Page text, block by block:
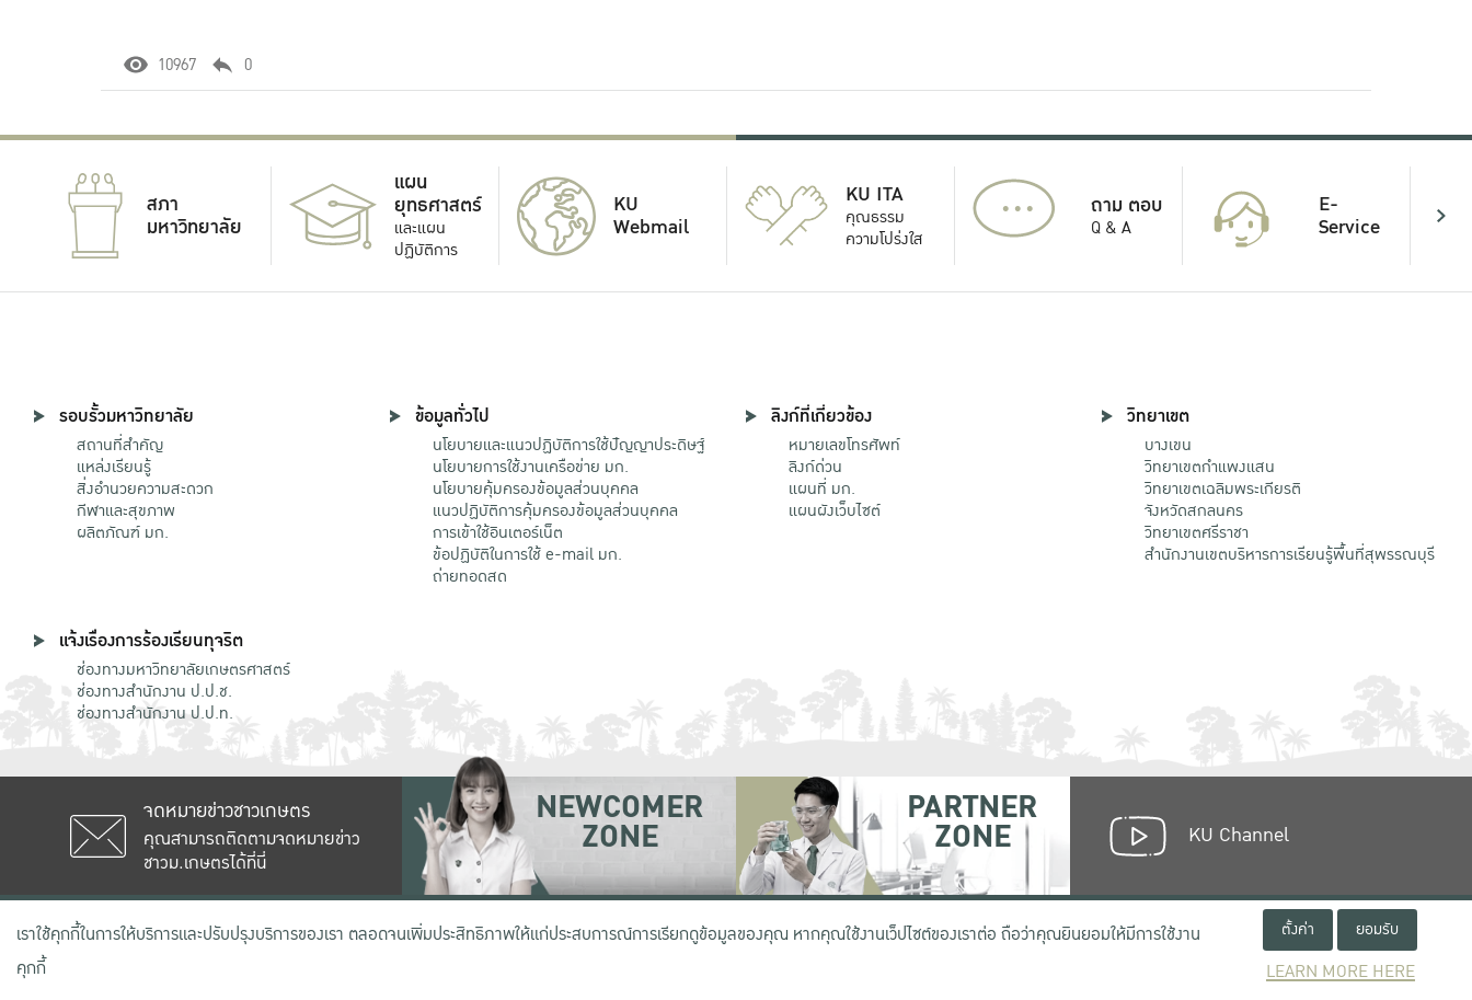
10967 0
สภา
มหาวิทยาลัย
แผน
ยุทธศาสตร์
และแผน
ปฏิบัติการ
KU
Webmail
KU ITA
คุณธรรม
ความโปร่งใส
... ถาม ตอบ
Q & A
E-
Service
รอบรั้วมหาวิทยาลัย
สถานที่สำคัญ
แหล่งเรียนรู้
สิ่งอำนวยความสะดวก
กีฬาและสุขภาพ
ผลิตภัณฑ์ มก.
ข้อมูลทั่วไป
นโยบายและแนวปฏิบัติการใช้ปัญญาประดิษฐ์
นโยบายการใช้งานเครือข่าย มก.
นโยบายคุ้มครองข้อมูลส่วนบุคคล
แนวปฏิบัติการคุ้มครองข้อมูลส่วนบุคคล
การเข้าใช้อินเตอร์เน็ต
ข้อปฏิบัติในการใช้ e-mail มก.
ถ่ายทอดสด
ลิงก์ที่เกี่ยวข้อง
หมายเลขโทรศัพท์
ลิงก์ด่วน
แผนที่ มก.
แผนผังเว็บไซต์
วิทยาเขต
บางเขน
วิทยาเขตกําแพงแสน
วิทยาเขตเฉลิมพระเกียรติ
จังหวัดสกลนคร
วิทยาเขตศรีราชา
สำนักงานเขตบริหารการเรียนรู้พื้นที่สุพรรณบุรี
แจ้งเรื่องการร้องเรียนทุจริต
ช่องทางมหาวิทยาลัยเกษตรศาสตร์
ช่องทางสำนักงาน ป.ป.ช.
ช่องทางสำนักงาน ป.ป.ท.
จดหมายข่าวชาวเกษตร
คุณสามารถติดตามจดหมายข่าว
ชาวม.เกษตรได้ที่นี่
NEWCOMER
ZONE
PARTNER
ZONE KU Channel
เลขที่ 50 ถนนงามวงศ์วาน แขวงลาดยาว เขตจตุจักร กรุงเทพฯ 10900โทรศัพท์ +66 (0) 2942 8200-45
ข้อตกลงด้านสิทธิ์ใช้งาน นโยบายความเป็นส่วนตัว
เราใช้คุกกี้ในการให้บริการและปรับปรุงบริการของเรา ตลอดจนเพิ่มประสิทธิภาพให้แก่ประสบการณ์การเรียกดูข้อมูลของคุณ หากคุณใช้งานเว็ปไซต์ของเราต่อ ถือว่าคุณยินยอมให้มีการใช้งาน
คุกกี้
ตั้งค่า ยอมรับ
LEARN MORE HERE